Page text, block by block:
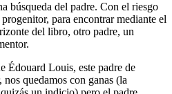
búsqueda del padre. Con el riesgo
para encontrar mediante el
del libro, otro padre, un
Édouard Louis, este padre de
quedamos con ganas (la